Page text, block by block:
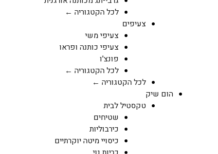
לכל הקטגוריה ←
צעיפים
צעיפי משי
צעיפי כותנה ופראו
פונצ'ו
לכל הקטגוריה ←
לכל הקטגוריה ←
הום שיק
טקסטיל לבית
שטיחים
כירבוליות
כיסויי מיטה יוקרתיים